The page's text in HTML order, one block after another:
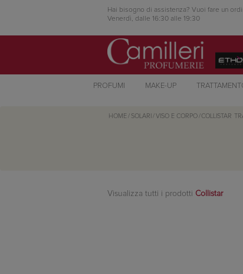
Hai bisogno di assistenza? Vuoi fare un
Venerdì, dalle 16:30 alle 19:30
PROFUMI MAKE-UP
HOME / SOLARI / VISO E CORPO / COLLISTAR
Visualizza tutti i prodotti Collistar